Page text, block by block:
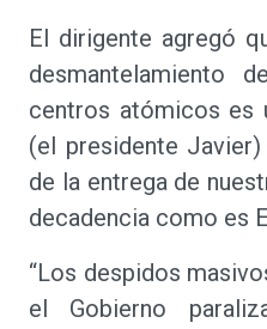
El dirigente agregó
desmantelamiento
centros atómicos es
(el presidente
de la entrega de
decadencia como es
“Los despidos
el Gobierno